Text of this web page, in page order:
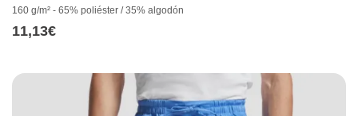
160 g/m² - 65% poliéster / 35% algodón
11,13€